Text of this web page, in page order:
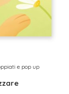
e pop up